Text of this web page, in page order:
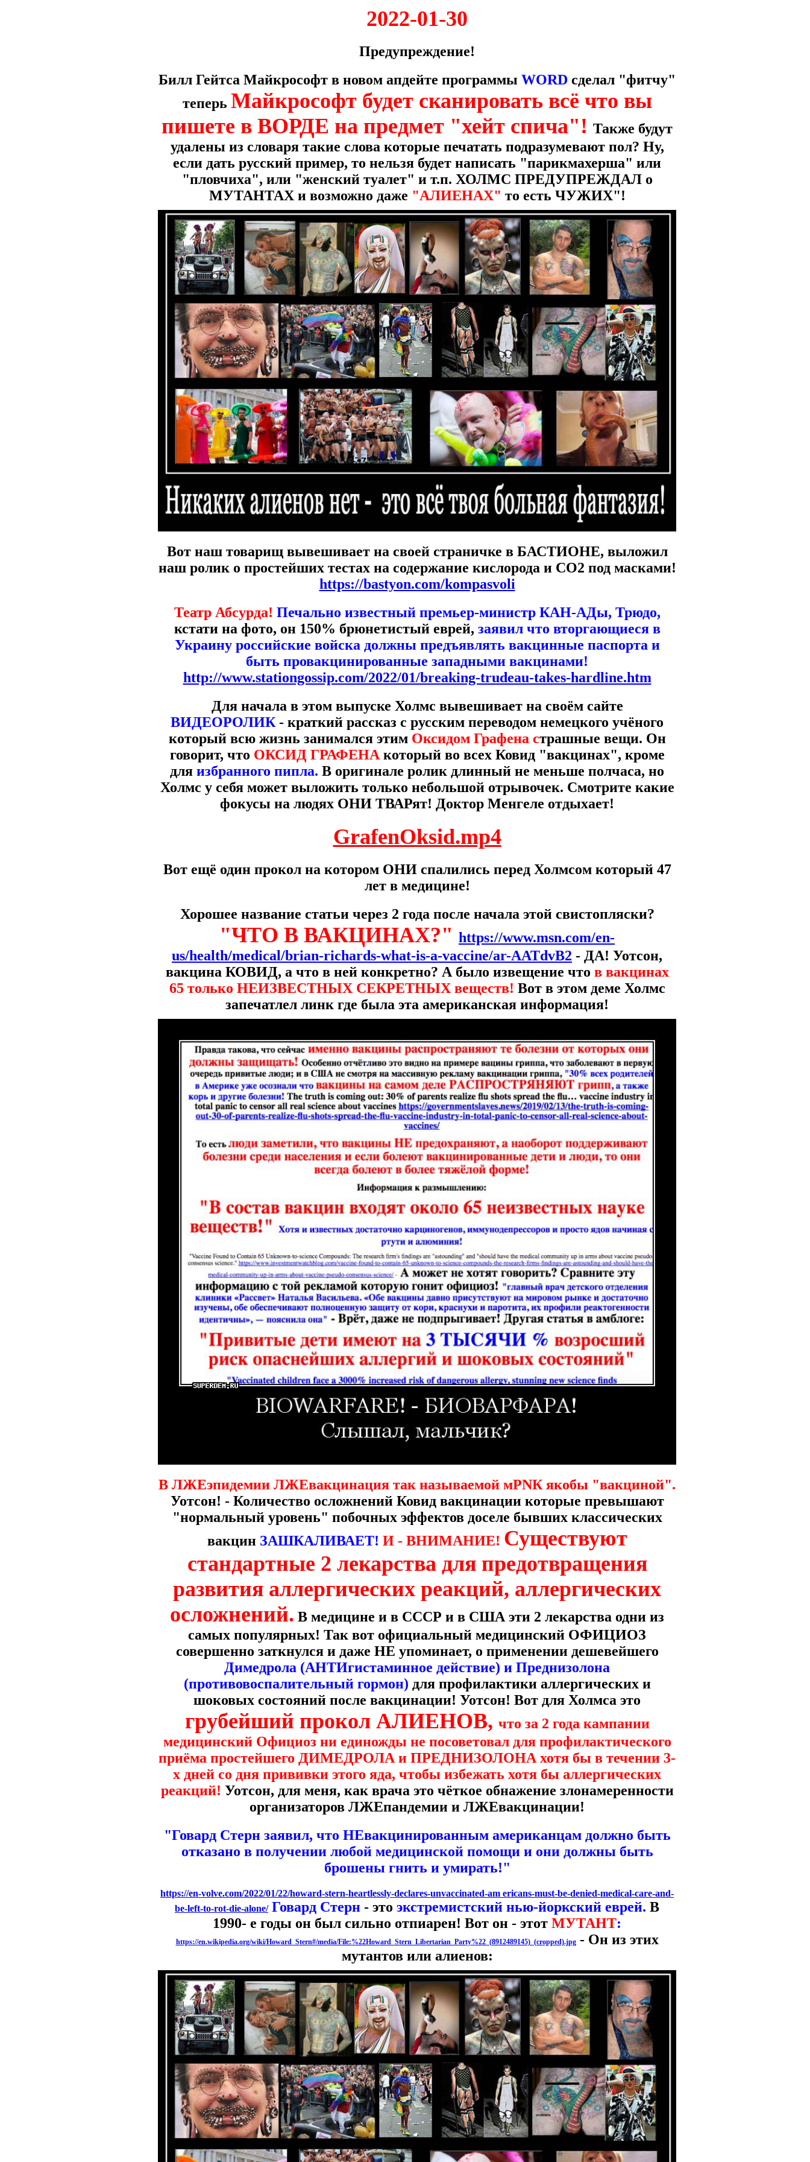
2022-01-30
Предупреждение!
Билл Гейтса Майкрософт в новом апдейте программы WORD сделал "фитчу"
теперь Майкрософт будет сканировать всё что вы
пишете в ВОРДЕ на предмет "хейт спича"! Также будут
удалены из словаря такие слова которые печатать подразумевают пол? Ну,
если дать русский пример, то нельзя будет написать "парикмахерша" или
"пловчиха", или "женский туалет" и т.п. ХОЛМС ПРЕДУПРЕЖДАЛ о
МУТАНТАХ и возможно даже "АЛИЕНАХ" то есть ЧУЖИХ"!
Вот наш товарищ вывешивает на своей страничке в БАСТИОНЕ, выложил
наш ролик о простейших тестах на содержание кислорода и СО2 под масками!
https://bastyon.com/kompasvoli
Театр Абсурда! Печально известный премьер-министр КАН-АДы, Трюдо,
кстати на фото, он 150% брюнетистый еврей, заявил что вторгающиеся в
Украину российские войска должны предъявлять вакцинные паспорта и
быть провакцинированные западными вакцинами!
http://www.stationgossip.com/2022/01/breaking-trudeau-takes-hardline.htm
Для начала в этом выпуске Холмс вывешивает на своём сайте
ВИДЕОРОЛИК - краткий рассказ с русским переводом немецкого учёного
который всю жизнь занимался этим Оксидом Графена страшные вещи. Он
говорит, что ОКСИД ГРАФЕНА который во всех Ковид "вакцинах", кроме
для избранного пипла. В оригинале ролик длинный не меньше полчаса, но
Холмс у себя может выложить только небольшой отрывочек. Смотрите какие
фокусы на людях ОНИ ТВАРят! Доктор Менгеле отдыхает!
GrafenOksid.mp4
Вот ещё один прокол на котором ОНИ спалились перед Холмсом который 47
лет в медицине!
Хорошее название статьи через 2 года после начала этой свистопляски?
"ЧТО В ВАКЦИНАХ?" https://www.msn.com/en-
us/health/medical/brian-richards-what-is-a-vaccine/ar-AATdvB2 - ДА! Уотсон,
вакцина КОВИД, а что в ней конкретно? А было извещение что в вакцинах
65 только НЕИЗВЕСТНЫХ СЕКРЕТНЫХ веществ! Вот в этом деме Холмс
запечатлел линк где была эта американская информация!
В ЛЖЕэпидемии ЛЖЕвакцинация так называемой мРNК якобы "вакциной".
Уотсон! - Количество осложнений Ковид вакцинации которые превышают
"нормальный уровень" побочных эффектов доселе бывших классических
вакцин ЗАШКАЛИВАЕТ! И - ВНИМАНИЕ! Существуют
стандартные 2 лекарства для предотвращения
развития аллергических реакций, аллергических
осложнений. В медицине и в СССР и в США эти 2 лекарства одни из
самых популярных! Так вот официальный медицинский ОФИЦИОЗ
совершенно заткнулся и даже НЕ упоминает, о применении дешевейшего
Димедрола (АНТИгистаминное действие) и Преднизолона
(противовоспалительный гормон) для профилактики аллергических и
шоковых состояний после вакцинации! Уотсон! Вот для Холмса это
грубейший прокол АЛИЕНОВ, что за 2 года кампании
медицинский Официоз ни единожды не посоветовал для профилактического
приёма простейшего ДИМЕДРОЛА и ПРЕДНИЗОЛОНА хотя бы в течении 3-
х дней со дня прививки этого яда, чтобы избежать хотя бы аллергических
реакций! Уотсон, для меня, как врача это чёткое обнажение злонамеренности
организаторов ЛЖЕпандемии и ЛЖЕвакцинации!
"Говард Стерн заявил, что НЕвакцинированным американцам должно быть
отказано в получении любой медицинской помощи и они должны быть
брошены гнить и умирать!"
https://en-volve.com/2022/01/22/howard-stern-heartlessly-declares-unvaccinated-am ericans-must-be-denied-medical-care-and-
be-left-to-rot-die-alone/ Говард Стерн - это экстремистский нью-йоркский еврей. В
1990- е годы он был сильно отпиарен! Вот он - этот МУТАНТ:
https://en.wikipedia.org/wiki/Howard_Stern#/media/File:%22Howard_Stern_Libertarian_Party%22_(8912489145)_(cropped).jpg- Он из этих
мутантов или алиенов: